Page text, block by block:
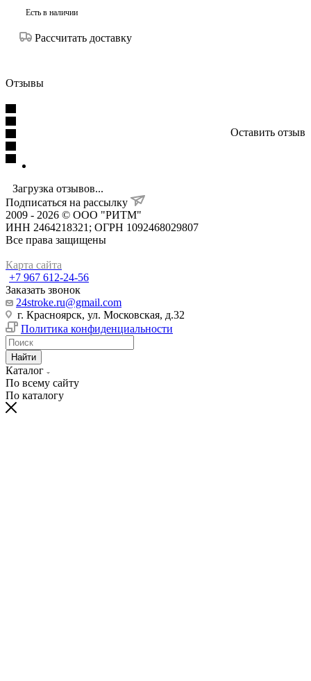
Есть в наличии
Рассчитать доставку
Отзывы
Оставить отзыв
Загрузка отзывов...
Подписаться на рассылку
2009 - 2026 © ООО "РИТМ"
ИНН 2464218321; ОГРН 1092468029807
Все права защищены
Карта сайта
+7 967 612-24-56
Заказать звонок
24stroke.ru@gmail.com
г. Красноярск, ул. Московская, д.32
Политика конфиденциальности
Найти
Каталог
По всему сайту
По каталогу